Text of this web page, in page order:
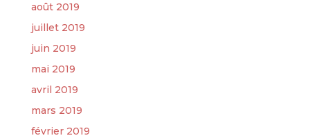
août 2019
juillet 2019
juin 2019
mai 2019
avril 2019
mars 2019
février 2019